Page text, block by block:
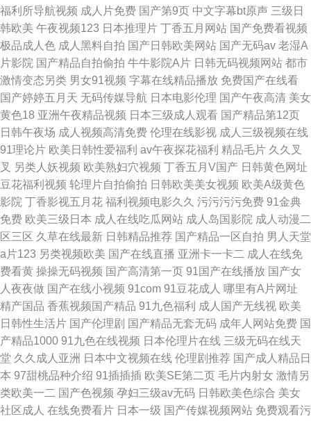
福利所导航视频 成人片免费 国产第9页 中文字幕bt原声 三级日
韩欧美 午夜视频123 日本推理片 丁香五月网站 国产免费看视频
极品成人色 成人黑料自拍 国产日韩欧美网站 国产无码av 老湿A
片影院 国产精品自拍偷拍 牛牛影院A片 日韩无码视频网站 都市
激情变态另类 男女91视频 字幕在线精品播放 免费国产在线看
国产婷婷五月天 无码传媒导航 日本电影伦理 国产午夜高清 美女
黄色18 亚洲午夜精品视频 日本三级成人观看 国产精品第12页
日韩午夜场 成人视频高清免费 伦理在线影视 成人三级视频在线
91理论片 欧美日韩性爱福利 av午夜探花福利 精品毛片 久久叉
叉 另类人妖视频 欧美熟妇穴视频 丁香五月V国产 日韩黄色网址
豆花福利视频 轮理片自拍偷拍 日韩欧美美女视频 欧美A级黄色
影院 丁香影视五月花 福利视频电影久久 污污污污免费 91金典
免费 欧美三级日本 成人在线吃瓜网站 成人岛国影院 成人动漫二
区三区 久草在线最新 日韩精品推荐 国产精品一区自拍 男人天堂
a片123 另类视频欧美 国产在线直播 亚洲卡一卡二 成人在线免
费看黄 操操无码视频 国产高清第一页 91国产在线播放 国产女
人夜夜做 国产在线小视频 91com 91豆花成人 哪里有A片网址
精产国品 香蕉视频国产精品 91九色福利 成人国产无线视 欧美
日韩性生活片 国产伦理剧 国产精品无套无码 成年人网站免费 国
产精品1000 91九色在线视频 日本伦理片在线 三级无码在线天
堂 久久成人亚洲 日本中文视频在线 伦理剧推荐 国产成人精品日
本 97甜桃品种介绍 91插插插 欧美SE第二页 毛片内射女 激情另
类欧美一二 国产色视频 孕妇三级av无码 日韩欧美色综合 美女
社区成人 在线免费看片 日本一级 国产传媒视频网站 免费观看污